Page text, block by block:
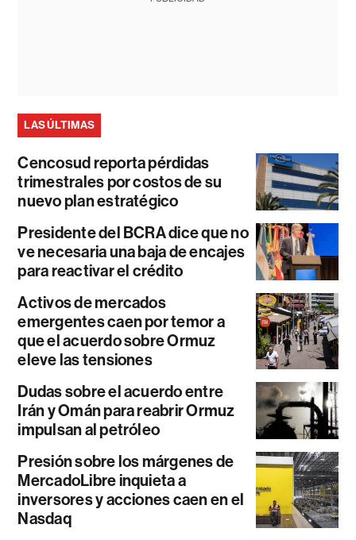
LAS ÚLTIMAS
Cencosud reporta pérdidas
trimestrales por costos de su
nuevo plan estratégico
Presidente del BCRA dice que no
ve necesaria una baja de encajes
para reactivar el crédito
Activos de mercados
emergentes caen por temor a
que el acuerdo sobre Ormuz
eleve las tensiones
Dudas sobre el acuerdo entre
Irán y Omán para reabrir Ormuz
impulsan al petróleo
Presión sobre los márgenes de
MercadoLibre inquieta a
inversores y acciones caen en el
Nasdaq